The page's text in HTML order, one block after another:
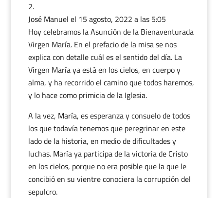
José Manuel el 15 agosto, 2022 a las 5:05
Hoy celebramos la Asunción de la Bienaventurada
Virgen María. En el prefacio de la misa se nos
explica con detalle cuál es el sentido del día. La
Virgen María ya está en los cielos, en cuerpo y
alma, y ha recorrido el camino que todos haremos,
y lo hace como primicia de la Iglesia.
A la vez, María, es esperanza y consuelo de todos
los que todavía tenemos que peregrinar en este
lado de la historia, en medio de dificultades y
luchas. María ya participa de la victoria de Cristo
en los cielos, porque no era posible que la que le
concibió en su vientre conociera la corrupción del
sepulcro.